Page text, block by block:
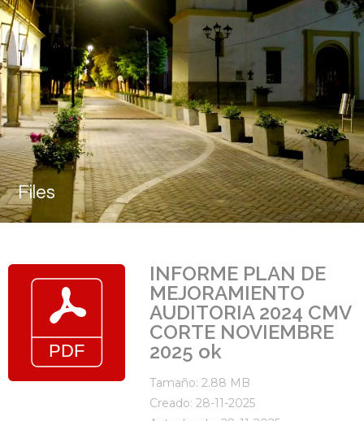
Files
INFORME PLAN DE
MEJORAMIENTO
AUDITORIA 2024 CMV
CORTE NOVIEMBRE
2025 ok
Tamaño: 2.88 MB
Creado: 28-11-2025